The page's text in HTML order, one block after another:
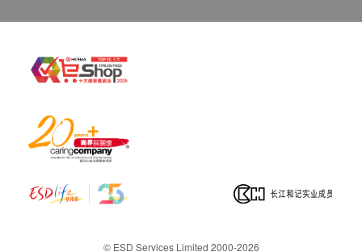
小分子肽20mg
海藻酸钠
微晶纤维素
成人每日早上服2粒
© ESD Services Limited 2000-2026